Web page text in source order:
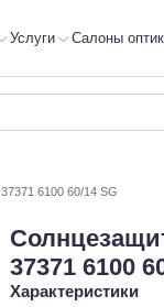
Услуги Салоны
6100 60/14 SG
37371 6100
Характеристики